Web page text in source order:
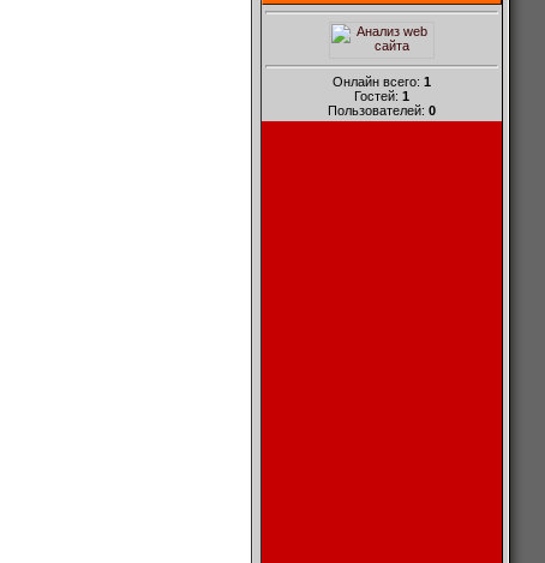
Онлайн всего: 1
Гостей: 1
Пользователей: 0